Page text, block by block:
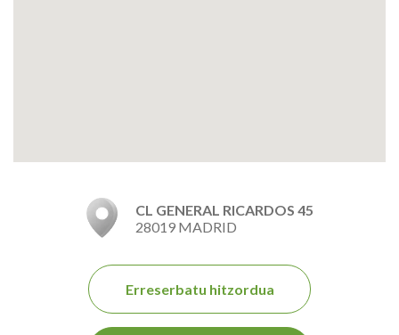
CL GENERAL RICARDOS 45
28019 MADRID
Erreserbatu hitzordua